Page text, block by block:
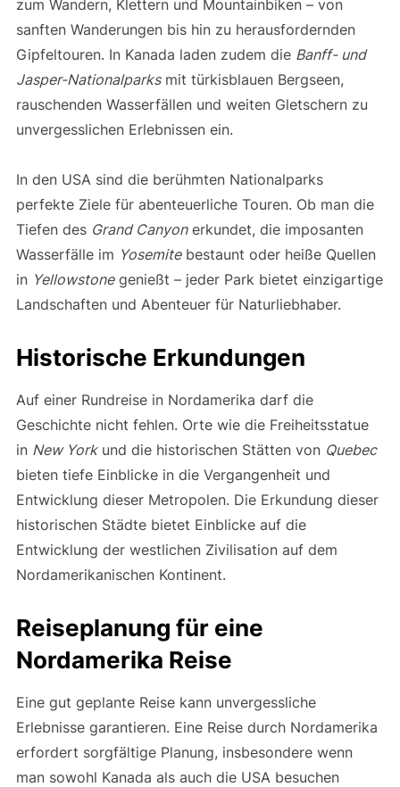
zum Wandern, Klettern und Mountainbiken – von
sanften Wanderungen bis hin zu herausfordernden
Gipfeltouren. In Kanada laden zudem die Banff- und
Jasper-Nationalparksmit türkisblauen Bergseen,
rauschenden Wasserfällen und weiten Gletschern zu
unvergesslichen Erlebnissen ein.
In den USA sind die berühmten Nationalparks
perfekte Ziele für abenteuerliche Touren. Ob man die
Tiefen des Grand Canyonerkundet, die imposanten
Wasserfälle im Yosemitebestaunt oder heiße Quellen
in Yellowstonegenießt – jeder Park bietet einzigartige
Landschaften und Abenteuer für Naturliebhaber.
Historische Erkundungen
Auf einer Rundreise in Nordamerika darf die
Geschichte nicht fehlen. Orte wie die Freiheitsstatue
in New Yorkund die historischen Stätten von Quebec
bieten tiefe Einblicke in die Vergangenheit und
Entwicklung dieser Metropolen. Die Erkundung dieser
historischen Städte bietet Einblicke auf die
Entwicklung der westlichen Zivilisation auf dem
Nordamerikanischen Kontinent.
Reiseplanung für eine
Nordamerika Reise
Eine gut geplante Reise kann unvergessliche
Erlebnisse garantieren. Eine Reise durch Nordamerika
erfordert sorgfältige Planung, insbesondere wenn
man sowohl Kanada als auch die USA besuchen